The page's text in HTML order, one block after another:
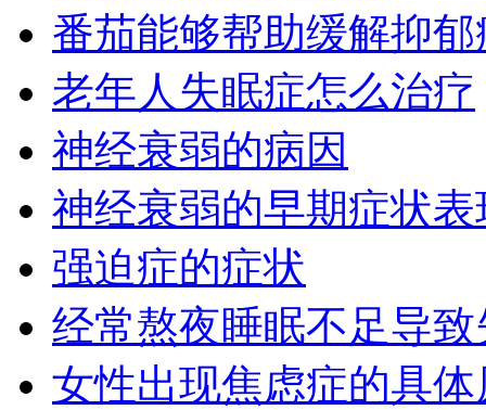
番茄能够帮助缓解抑郁
老年人失眠症怎么治疗
神经衰弱的病因
神经衰弱的早期症状表
强迫症的症状
经常熬夜睡眠不足导
女性出现焦虑症的具